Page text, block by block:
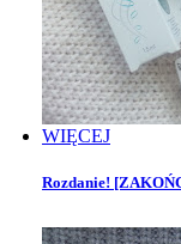
WIĘCEJ
Rozdanie!